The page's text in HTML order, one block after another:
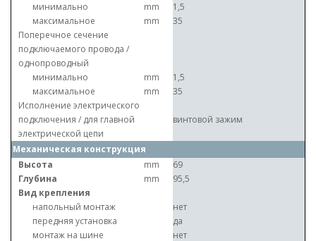
минимально
mm
1,5
максимальное
mm
35
Поперечное сечение
подключаемого провода /
однопроводный
минимально
mm
1,5
максимальное
mm
35
Исполнение электрического
подключения / для главной
электрической цепи
винтовой зажим
Механическая конструкция
Высота
mm
69
Глубина
mm
95,5
Вид крепления
напольный монтаж
нет
передняя установка
да
монтаж на шине
нет